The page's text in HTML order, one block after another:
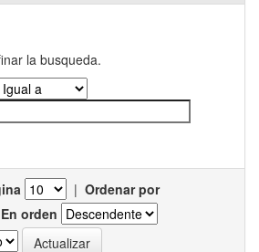
la busqueda.
| Ordenar por
En orden